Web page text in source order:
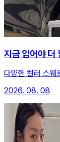
지금 입어야 더
다양한 컬러 스웨
2026. 08. 08